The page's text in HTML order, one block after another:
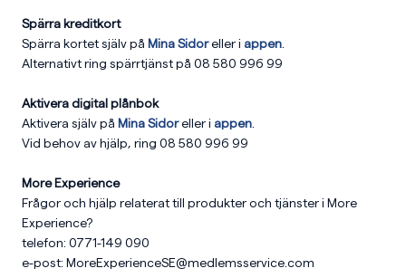
Spärra kreditkort
Spärra kortet själv på Mina Sidoreller i appen
Alternativt ring spärrtjänst på 08 580 996 99
Aktivera digital plånbok
Aktivera själv på Mina Sidoreller i appen
Vid behov av hjälp, ring 08 580 996 99
More Experience
Frågor och hjälp relaterat till produkter och tjänster i More
Experience?
telefon: 0771-149 090
e-post: MoreExperienceSE@medlemsservice.com